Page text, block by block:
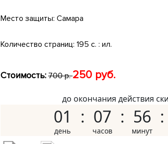
Место защиты: Самара
Количество страниц: 195 с. : ил.
Стоимость: 700 р.250 руб.
до окончания действия
01 07 56